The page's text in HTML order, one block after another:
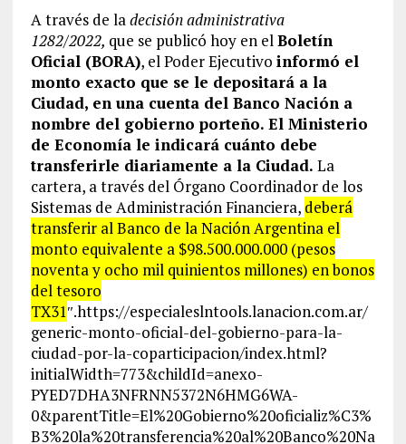
A través de ladecisión administrativa
1282/2022, que se publicó hoy en elBoletín
Oficial (BORA), el Poder Ejecutivo informó el
monto exacto que se le depositará a la
Ciudad, en una cuenta del Banco Nación a
nombre del gobierno porteño. El Ministerio
de Economía le indicará cuánto debe
transferirle diariamente a la Ciudad. La
cartera, a través del Órgano Coordinador de los
Sistemas de Administración Financiera, deberá
transferir al Banco de la Nación Argentina el
monto equivalente a $98.500.000.000 (pesos
noventa y ocho mil quinientos millones) en bonos
del tesoro
TX31″.https://especialeslntools.lanacion.com.ar/
generic-monto-oficial-del-gobierno-para-la-
ciudad-por-la-coparticipacion/index.html?
initialWidth=773&childId=anexo-
PYED7DHA3NFRNN5372N6HMG6WA-
0&parentTitle=El%20Gobierno%20oficializ%C3%
B3%20la%20transferencia%20al%20Banco%20Na